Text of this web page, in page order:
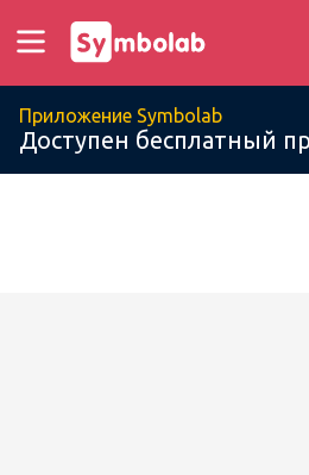
Приложение Symbolab
Доступен бесплатный